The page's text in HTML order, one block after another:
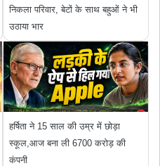
निकला परिवार, बेटों के साथ बहुओं ने भी
उठाया भार
हर्षिता ने 15 साल की उम्र में छोड़ा
स्कूल,आज बना ली 6700 करोड़ की
कंपनी